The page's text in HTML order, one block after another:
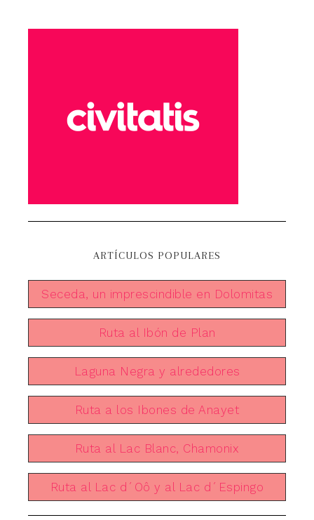
ARTÍCULOS POPULARES
Seceda, un imprescindible en Dolomitas
Ruta al Ibón de Plan
Laguna Negra y alrededores
Ruta a los Ibones de Anayet
Ruta al Lac Blanc, Chamonix
Ruta al Lac d´Oô y al Lac d´Espingo